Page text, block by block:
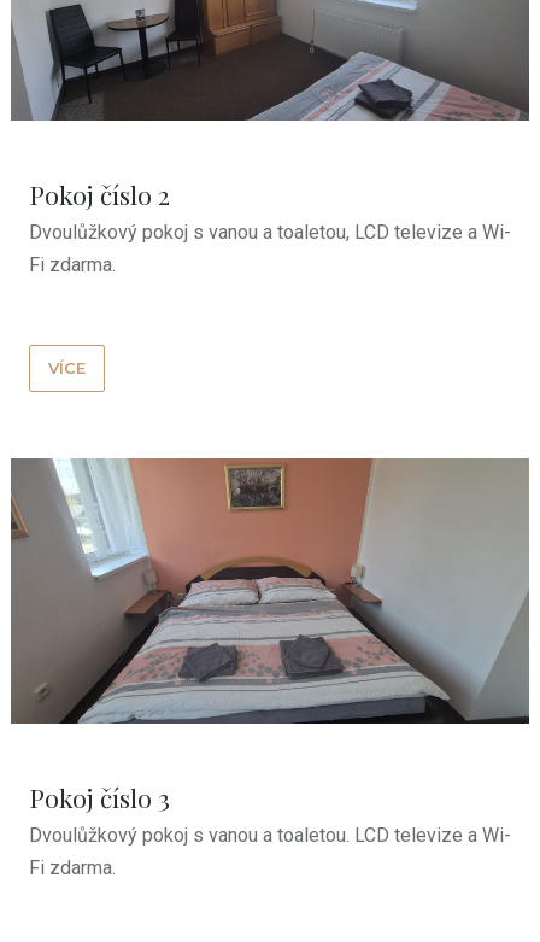
Pokoj číslo 2
Dvoulůžkový pokoj s vanou a toaletou, LCD televize a Wi-
Fi zdarma.
VÍCE
Pokoj číslo 3
Dvoulůžkový pokoj s vanou a toaletou. LCD televize a Wi-
Fi zdarma.